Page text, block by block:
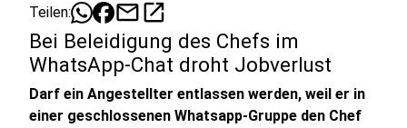
Teilen: mailopen_in_new
Bei Beleidigung des Chefs im
WhatsApp-Chat droht Jobverlust
Darf ein Angestellter entlassen werden, weil er in
einer geschlossenen Whatsapp-Gruppe den Chef